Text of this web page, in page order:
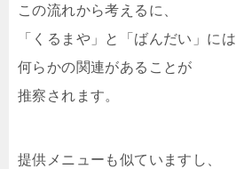
この流れから考えるに、
「くるまや」と「ばんだい」には
何らかの関連があることが
推察されます。
提供メニューも似ていますし、